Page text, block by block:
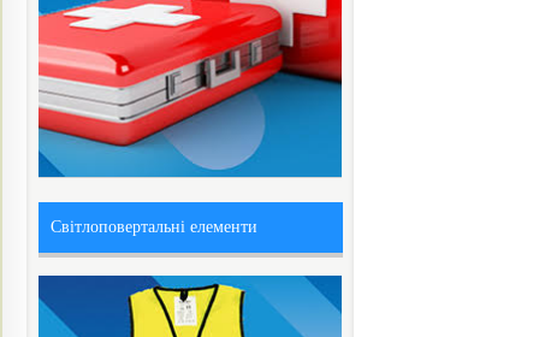
Світлоповертальні елементи